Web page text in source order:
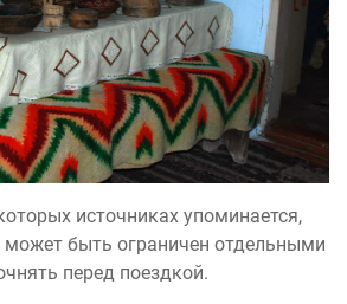
источниках упоминается,
быть ограничен отдельными
перед поездкой.